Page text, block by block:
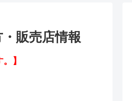
販売店情報
】